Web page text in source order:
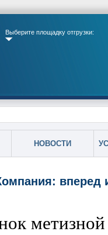
Выберите площадку отгрузки:
НОВОСТИ
вперед